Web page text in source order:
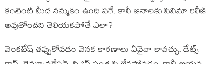
కంటెంట్ మీద నమ్మకం ఉంది సరే, కానీ జనాలకు సినిమా రిలీజ్
అవుతోందని తెలియకపోతే ఎలా?
వెంకటేష్ తప్పుకోవడం వెనక కారణాలు ఏవైనా కావచ్చు. డేట్స్